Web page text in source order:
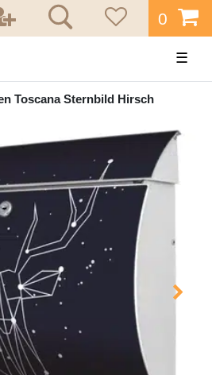
0
☰
Toscana Sternbild Hirsch